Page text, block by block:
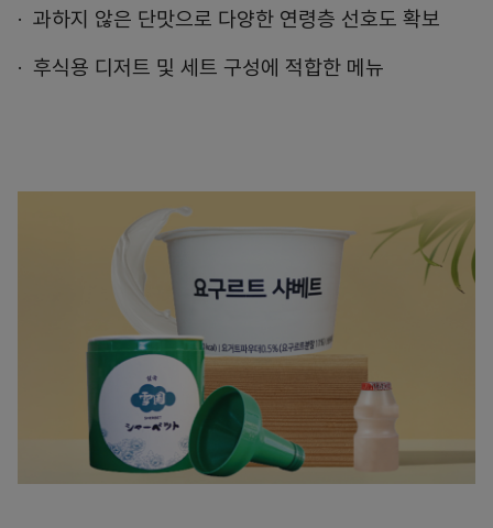
과하지 않은 단맛으로 다양한 연령층 선호도 확보
후식용 디저트 및 세트 구성에 적합한 메뉴